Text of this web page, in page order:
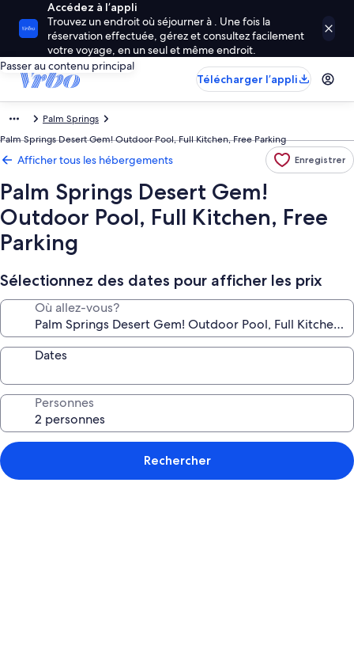
Accédez à l’appli
Trouvez un endroit où séjourner à . Une fois la
réservation effectuée, gérez et consultez facilement
votre voyage, en un seul et même endroit.
Passer au contenu principal
Télécharger l’appli
Palm Springs
Palm Springs Desert Gem! Outdoor Pool, Full Kitchen, Free Parking
Afficher tous les hébergements Enregistrer
Palm Springs Desert Gem!
Outdoor Pool, Full Kitchen, Free
Parking
Sélectionnez des dates pour afficher les prix
Où allez-vous?
Dates
Personnes
Rechercher